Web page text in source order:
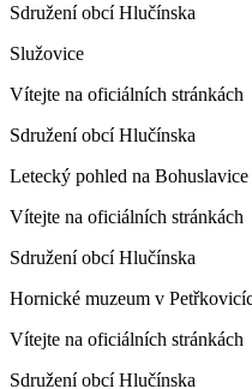
Sdružení obcí Hlučínska
Služovice
Vítejte na oficiálních stránkách
Sdružení obcí Hlučínska
Letecký pohled na Bohuslavice
Vítejte na oficiálních stránkách
Sdružení obcí Hlučínska
Hornické muzeum v
Vítejte na oficiálních stránkách
Sdružení obcí Hlučínska